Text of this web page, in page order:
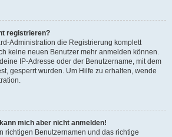
registrieren?
Administration die Registrierung komplett
keine neuen Benutzer mehr anmelden können.
IP-Adresse oder der Benutzername, mit dem
gesperrt wurden. Um Hilfe zu erhalten, wende
mich aber nicht anmelden!
richtigen Benutzernamen und das richtige